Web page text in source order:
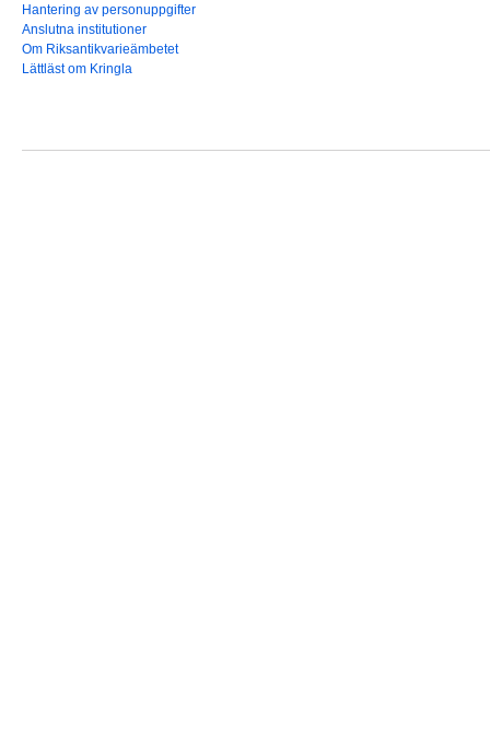
Hantering av personuppgifter
Anslutna institutioner
Om Riksantikvarieämbetet
Lättläst om Kringla